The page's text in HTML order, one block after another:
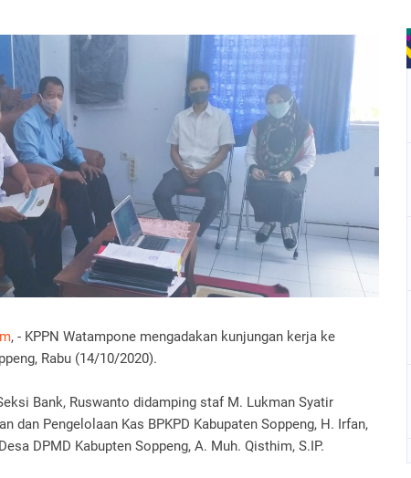
, - KPPN Watampone mengadakan kunjungan kerja ke
Rabu (14/10/2020).
Bank, Ruswanto didamping staf M. Lukman Syatir
dan Pengelolaan Kas BPKPD Kabupaten Soppeng, H. Irfan,
DPMD Kabupten Soppeng, A. Muh. Qisthim, S.IP.